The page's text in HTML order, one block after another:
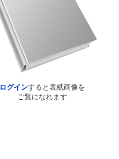
ログインすると表紙画像を
ご覧になれます